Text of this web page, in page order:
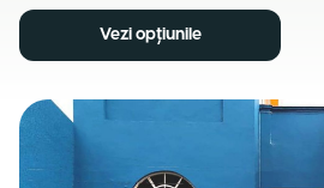
Vezi opțiunile